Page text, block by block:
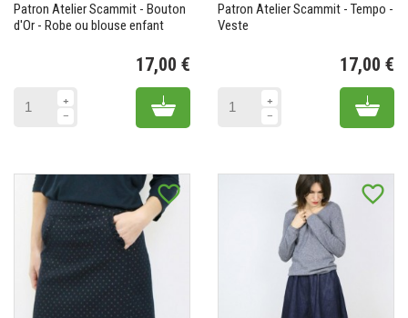
Patron Atelier Scammit - Bouton
d'Or - Robe ou blouse enfant
17,00 €
Add to cart
Patron Atelier Scammit - Tempo -
Veste
17,00 €
Add
favorite_border favorite_border